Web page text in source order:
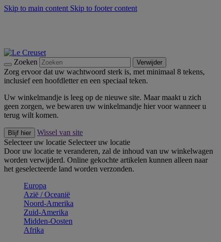
Skip to main content Skip to footer content
Zoeken Verwijder
Zorg ervoor dat uw wachtwoord sterk is, met minimaal 8 tekens,
inclusief een hoofdletter en een speciaal teken.
Uw winkelmandje is leeg op de nieuwe site. Maar maakt u zich
geen zorgen, we bewaren uw winkelmandje hier voor wanneer u
terug wilt komen.
Blijf hier
Wissel van site
Selecteer uw locatie Selecteer uw locatie
Door uw locatie te veranderen, zal de inhoud van uw winkelwagen
worden verwijderd. Online gekochte artikelen kunnen alleen naar
het geselecteerde land worden verzonden.
Europa
Aziё / Oceaniё
Noord-Amerika
Zuid-Amerika
Midden-Oosten
Afrika